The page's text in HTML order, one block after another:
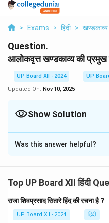
> Exams > हिंदी > खण्डकाव्य
Question.
आलोकवृत्त खण्डकाव्य की प्रमुख
UP Board XII - 2024
UP
Updated On: Nov 10, 2025
Show Solution
Solution and
'आलोकवृत्त' खण्डकाव्य में प्रमुख
उजागर करता है। इसमें नायक के
चित्रण किया गया है, जो उसे
प्रेरित करते हैं। 'आलोकवृत्त'
Was this answer helpful?
Top UP Board XII हिंदी
राजा शिवप्रसाद सितारे हिंद की रचना है ?
UP Board XII - 2024 हिंदी